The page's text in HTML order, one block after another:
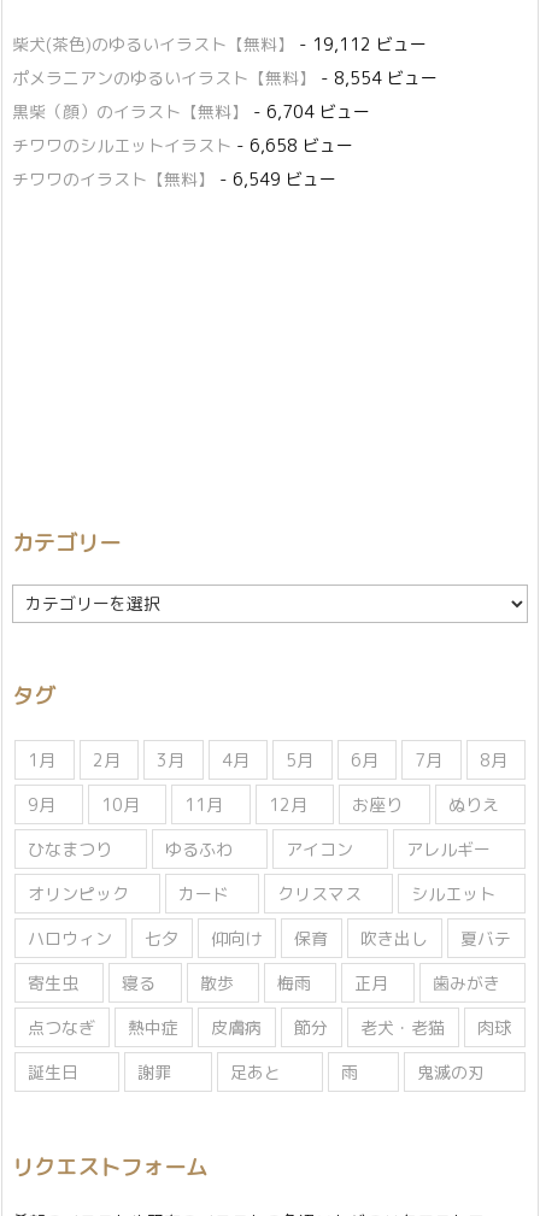
柴犬(茶色)のゆるいイラスト【無料】
- 19,112 ビュー
ポメラニアンのゆるいイラスト【無料】
- 8,554 ビュー
黒柴（顔）のイラスト【無料】
- 6,704 ビュー
チワワのシルエットイラスト - 6,658 ビュー
チワワのイラスト【無料】
- 6,549 ビュー
カテゴリー
カ
テ
ー
タグ
1月 2月 3月 4月 5月 6月 7月
8月
9月
10月 11月 12月 お座り
ぬりえ
ひなまつり
ゆるふわ アイコン
アレルギー
オリンピック
カード クリスマス
シルエット
ハロウィン
七夕 仰向け 保育 吹き出し
夏バテ
寄生虫
寝る 散歩 梅雨 正月
歯みがき
点つなぎ
熱中症 皮膚病 節分 老犬・老猫
肉球
誕生日
謝罪 足あと 雨 鬼滅の刃
リクエストフォーム